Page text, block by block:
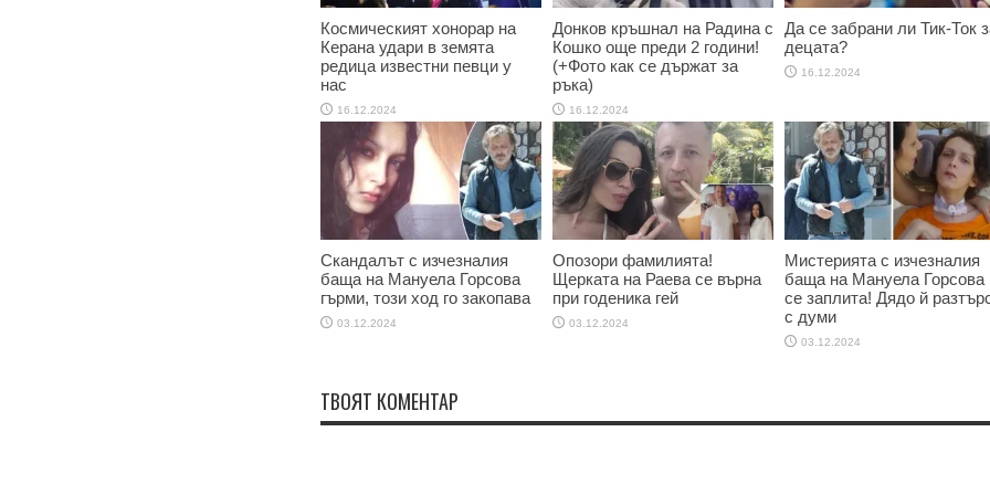
Космическият хонорар на
Керана удари в земята
редица известни певци у
нас
16.12.2024
Донков кръшнал на Радина с
Кошко още преди 2 години!
(+Фото как се държат за
ръка)
16.12.2024
Да се забрани ли Тик-Ток
децата?
16.12.2024
Скандалът с изчезналия
баща на Мануела Горсова
гърми, този ход го закопава
03.12.2024
Опозори фамилията!
Щерката на Раева се върна
при годеника гей
03.12.2024
Мистерията с изчезналия
баща на Мануела Горсова
се заплита! Дядо й
с думи
03.12.2024
ТВОЯТ КОМЕНТАР